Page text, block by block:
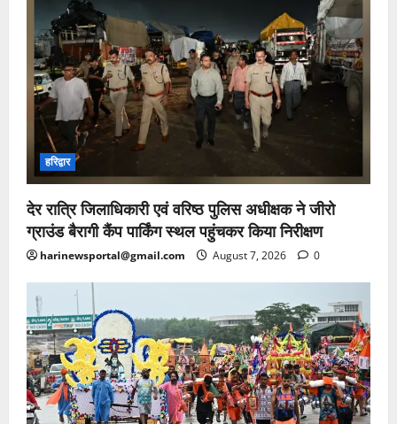
हरिद्वार
देर रात्रि जिलाधिकारी एवं वरिष्ठ पुलिस अधीक्षक ने जीरो
ग्राउंड बैरागी कैंप पार्किंग स्थल पहुंचकर किया निरीक्षण
harinewsportal@gmail.com August 7, 2026 0